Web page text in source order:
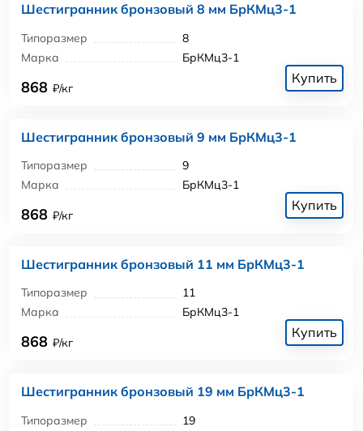
Шестигранник бронзовый 8 мм БрКМц3-1
Типоразмер
8
Марка
БрКМц3-1
868 ₽/кг
Купить
Шестигранник бронзовый 9 мм БрКМц3-1
Типоразмер
9
Марка
БрКМц3-1
868 ₽/кг
Купить
Шестигранник бронзовый 11 мм БрКМц3-1
Типоразмер
11
Марка
БрКМц3-1
868 ₽/кг
Купить
Шестигранник бронзовый 19 мм БрКМц3-1
Типоразмер
19